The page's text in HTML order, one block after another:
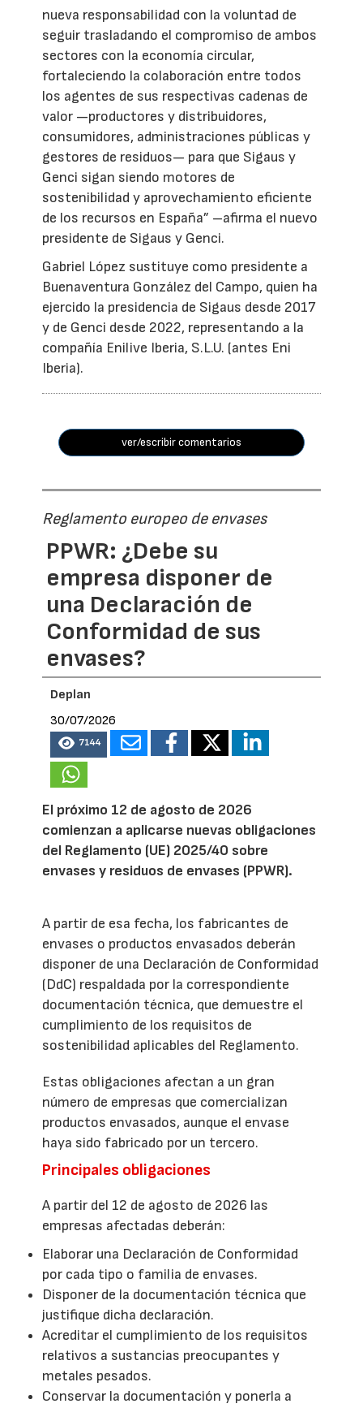
nueva responsabilidad con la voluntad de
seguir trasladando el compromiso de ambos
sectores con la economía circular,
fortaleciendo la colaboración entre todos
los agentes de sus respectivas cadenas de
valor —productores y distribuidores,
consumidores, administraciones públicas y
gestores de residuos— para que Sigaus y
Genci sigan siendo motores de
sostenibilidad y aprovechamiento eficiente
de los recursos en España” –afirma el nuevo
presidente de Sigaus y Genci.
Gabriel López sustituye como presidente a
Buenaventura González del Campo, quien ha
ejercido la presidencia de Sigaus desde 2017
y de Genci desde 2022, representando a la
compañía Enilive Iberia, S.L.U. (antes Eni
Iberia).
ver/escribir comentarios
Reglamento europeo de envases
PPWR: ¿Debe su
empresa disponer de
una Declaración de
Conformidad de sus
envases?
Deplan
30/07/2026
7144
El próximo 12 de agosto de 2026
comienzan a aplicarse nuevas obligaciones
del Reglamento (UE) 2025/40 sobre
envases y residuos de envases (PPWR).
A partir de esa fecha, los fabricantes de
envases o productos envasados deberán
disponer de una Declaración de Conformidad
(DdC) respaldada por la correspondiente
documentación técnica, que demuestre el
cumplimiento de los requisitos de
sostenibilidad aplicables del Reglamento.
Estas obligaciones afectan a un gran
número de empresas que comercializan
productos envasados, aunque el envase
haya sido fabricado por un tercero.
Principales obligaciones
A partir del 12 de agosto de 2026 las
empresas afectadas deberán:
Elaborar una Declaración de Conformidad
por cada tipo o familia de envases.
Disponer de la documentación técnica que
justifique dicha declaración.
Acreditar el cumplimiento de los requisitos
relativos a sustancias preocupantes y
metales pesados.
Conservar la documentación y ponerla a